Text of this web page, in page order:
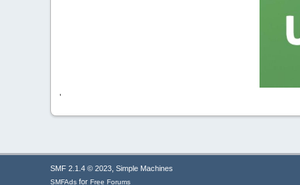
'
SMF 2.1.4 © 2023, Simple Machines
SMFAds for Free Forums